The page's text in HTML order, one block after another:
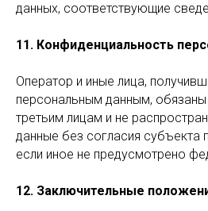
данных, соответствующие
11. Конфиденциальность
Оператор и иные лица,
персональным данным,
третьим лицам и не
данные без согласия субъекта
если иное не предусмотрено
12. Заключительные